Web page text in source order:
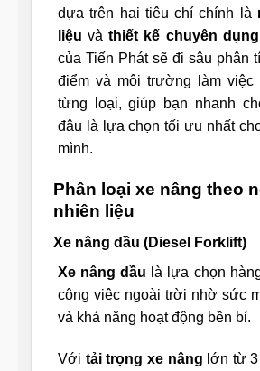
dựa trên hai tiêu chí chính là
liệu vàthiết kế chuyên dụng
của Tiến Phát sẽ đi sâu phân
điểm và môi trường làm việc
từng loại, giúp bạn nhanh
đâu là lựa chọn tối ưu nhất
mình.
Phân loại xe nâng theo
nhiên liệu
Xe nâng dầu (Diesel Forklift)
Xe nâng dầu là lựa chọn
công việc ngoài trời nhờ sức
và khả năng hoạt động bền bỉ.
Với tải trọng xe nâng lớn từ